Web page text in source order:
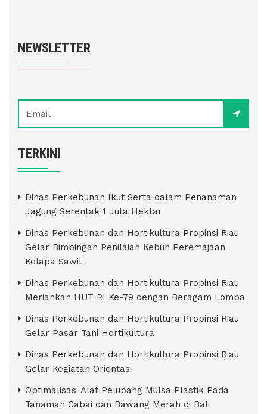
NEWSLETTER
TERKINI
Dinas Perkebunan Ikut Serta dalam Penanaman
Jagung Serentak 1 Juta Hektar
Dinas Perkebunan dan Hortikultura Propinsi Riau
Gelar Bimbingan Penilaian Kebun Peremajaan
Kelapa Sawit
Dinas Perkebunan dan Hortikultura Propinsi Riau
Meriahkan HUT RI Ke-79 dengan Beragam Lomba
Dinas Perkebunan dan Hortikultura Propinsi Riau
Gelar Pasar Tani Hortikultura
Dinas Perkebunan dan Hortikultura Propinsi Riau
Gelar Kegiatan Orientasi
Optimalisasi Alat Pelubang Mulsa Plastik Pada
Tanaman Cabai dan Bawang Merah di Bali